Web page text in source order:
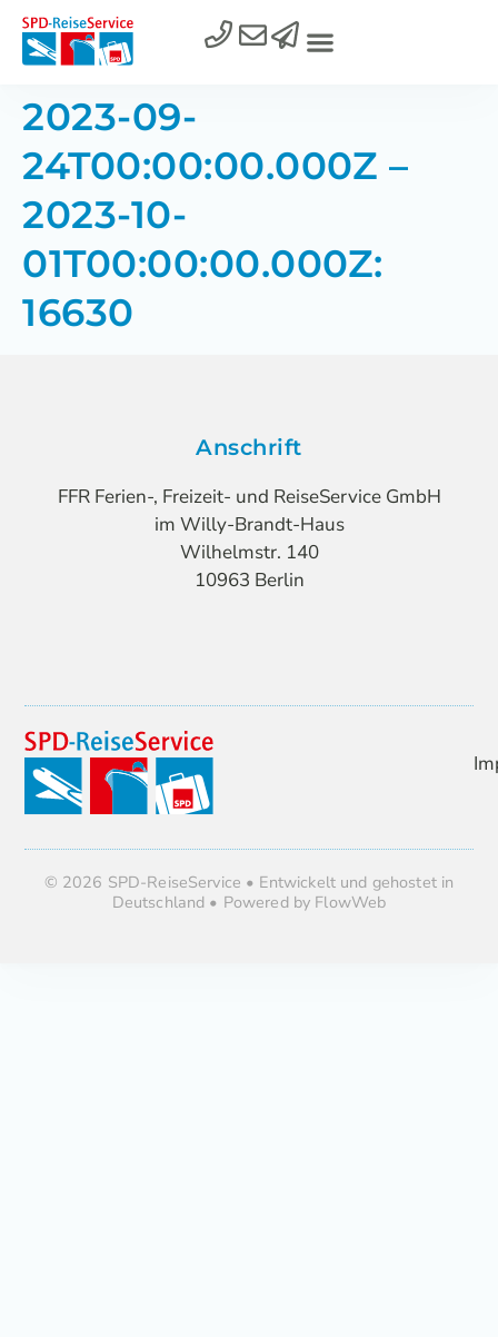
2023-09-
24T00:00:00.000Z –
2023-10-
01T00:00:00.000Z:
16630
Anschrift
FFR Ferien-, Freizeit- und ReiseService GmbH
im Willy-Brandt-Haus
Wilhelmstr. 140
10963 Berlin
© 2026 SPD-ReiseService • Entwickelt und gehostet in
Deutschland • Powered by FlowWeb